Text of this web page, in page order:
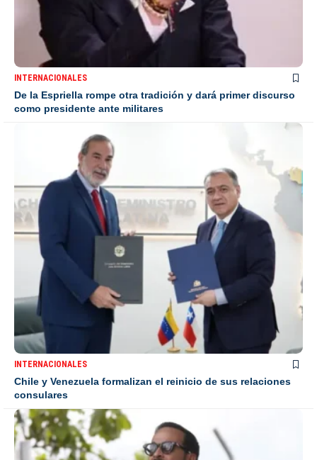
INTERNACIONALES
De la Espriella rompe otra tradición y dará primer discurso
como presidente ante militares
INTERNACIONALES
Chile y Venezuela formalizan el reinicio de sus relaciones
consulares